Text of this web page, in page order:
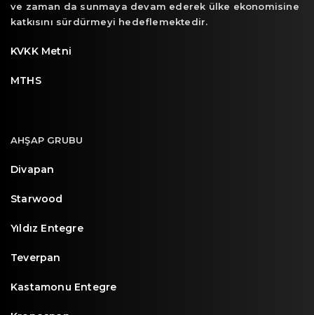
ve zaman da sunmaya devam ederek ülke ekonomisine
katkısını sürdürmeyi hedeflemektedir.
KVKK Metni
MTHS
AHŞAP GRUBU
Divapan
Starwood
Yıldız Entegre
Teverpan
Kastamonu Entegre